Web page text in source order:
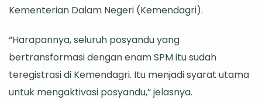
Kementerian Dalam Negeri (Kemendagri).
“Harapannya, seluruh posyandu yang
bertransformasi dengan enam SPM itu sudah
teregistrasi di Kemendagri. Itu menjadi syarat utama
untuk mengaktivasi posyandu,” jelasnya.